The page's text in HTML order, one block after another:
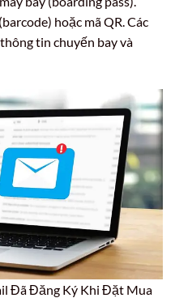
hoặc mã QR. Các
tin chuyến bay và
Đã Đăng Ký Khi Đặt Mua